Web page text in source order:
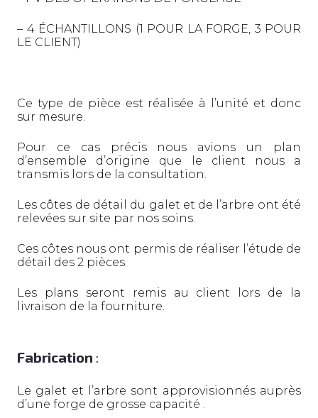
– 4 ÉCHANTILLONS (1 POUR LA FORGE, 3 POUR
LE CLIENT)
Ce type de pièce est réalisée à l’unité et donc
sur mesure.
Pour ce cas précis nous avions un plan
d’ensemble d’origine que le client nous a
transmis lors de la consultation.
Les côtes de détail du galet et de l’arbre ont été
relevées sur site par nos soins.
Ces côtes nous ont permis de réaliser l’étude de
détail des 2 pièces.
Les plans seront remis au client lors de la
livraison de la fourniture.
Fabrication :
Le galet et l’arbre sont approvisionnés auprès
d’une forge de grosse capacité .